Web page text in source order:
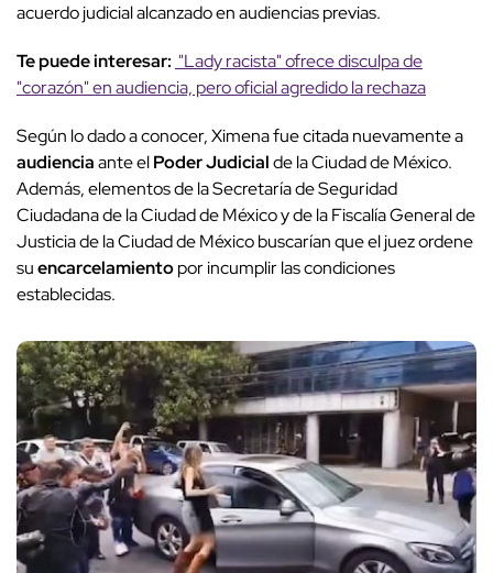
acuerdo judicial alcanzado en audiencias previas.
Te puede interesar: "Lady racista" ofrece disculpa de
"corazón" en audiencia, pero oficial agredido la rechaza
Según lo dado a conocer, Ximena fue citada nuevamente a
audienciaante elPoder Judicialde la Ciudad de México.
Además, elementos de la Secretaría de Seguridad
Ciudadana de la Ciudad de México y de la Fiscalía General de
Justicia de la Ciudad de México buscarían que el juez ordene
suencarcelamientopor incumplir las condiciones
establecidas.